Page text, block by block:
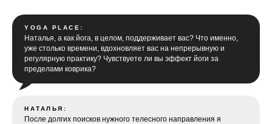
YOGA PLACE:
Наталья, а как йога, в целом, поддерживает вас? Что именно,
уже столько времени, вдохновляет вас на непрерывную и
регулярную практику? Чувствуете ли вы эффект йоги за
пределами коврика?
НАТАЛЬЯ:
После долгих поисков нужного телесного направления я